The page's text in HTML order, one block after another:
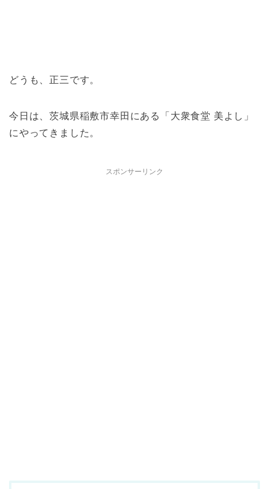
どうも、正三です。
今日は、茨城県稲敷市幸田にある「大衆食堂 美よし」
にやってきました。
スポンサーリンク